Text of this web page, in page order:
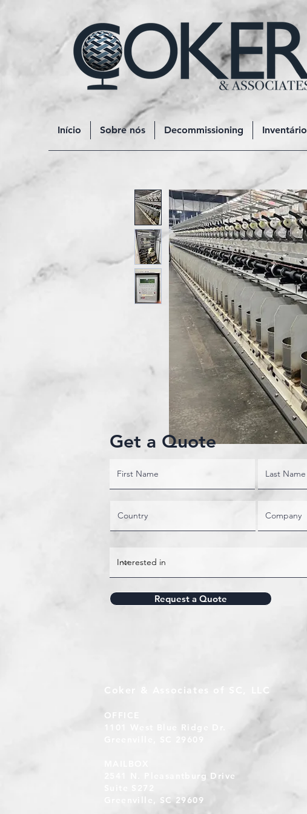
Início Sobre nós Decommissioning Inventário
Get a Quote
Request a Quote
Coker & Associates of SC, LLC
OFFICE
2541 N. Pleasantburg Drive
Greenville, SC 29609